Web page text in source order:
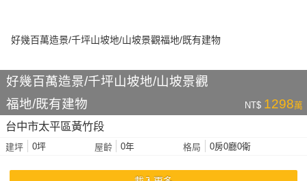
好幾百萬造景/千坪山坡地/山坡景觀
福地/既有建物
NT$ 1298萬
台中市太平區黃竹段
建坪 0坪 屋齡 0年 格局 0房0廳0衛